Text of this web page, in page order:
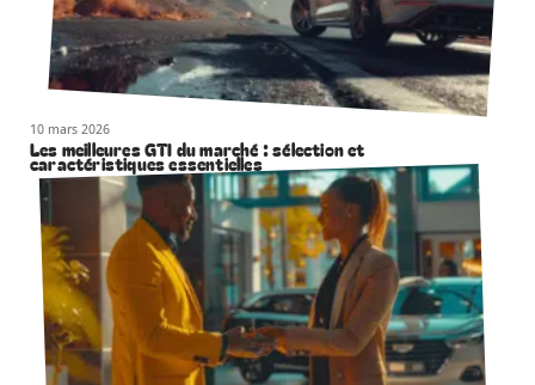
10 mars 2026
Les meilleures GTI du marché : sélection et
caractéristiques essentielles